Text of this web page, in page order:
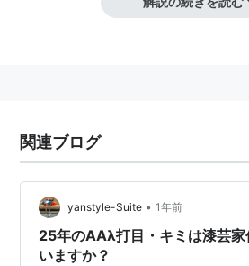
関連ブログ
yanstyle-Suite • 1年前
25年のAAλ打目・キミは漆芸家
いますか？